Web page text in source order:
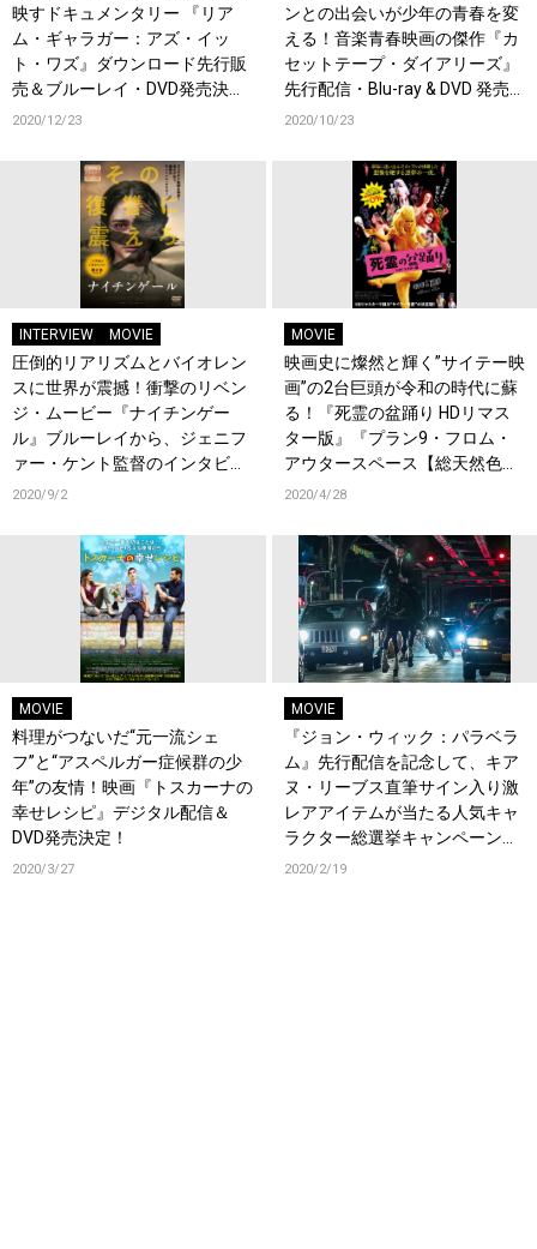
映すドキュメンタリー 『リア
ム・ギャラガー：アズ・イッ
ト・ワズ』ダウンロード先行販
売＆ブルーレイ・DVD発売決
定！
2020/12/23
ンとの出会いが少年の青春を変
える！音楽青春映画の傑作『カ
セットテープ・ダイアリーズ』
先行配信・Blu-ray & DVD 発売
決定！
2020/10/23
INTERVIEW MOVIE
圧倒的リアリズムとバイオレン
スに世界が震撼！衝撃のリベン
ジ・ムービー『ナイチンゲー
ル』ブルーレイから、ジェニフ
ァー・ケント監督のインタビュ
ーの一部を初公開！！
2020/9/2
MOVIE
映画史に燦然と輝く”サイテー映
画”の2台巨頭が令和の時代に蘇
る！『死霊の盆踊り HDリマス
ター版』『プラン9・フロム・
アウタースペース【総天然色
版】』2タイトルのデジタル配
2020/4/28
MOVIE
料理がつないだ“元一流シェ
フ”と“アスペルガー症候群の少
年”の友情！映画『トスカーナの
幸せレシピ』デジタル配信＆
DVD発売決定！
2020/3/27
MOVIE
『ジョン・ウィック：パラベラ
ム』先行配信を記念して、キア
ヌ・リーブス直筆サイン入り激
レアアイテムが当たる人気キャ
ラクター総選挙キャンペーンの
投稿スタート！
2020/2/19